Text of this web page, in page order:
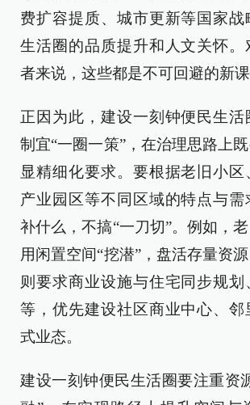
费扩容提质、城市更新等国家战
生活圈的品质提升和人文关怀。
者来说，这些都是不可回避的新课
正因为此，建设一刻钟便民生
制宜“一圈一策”，在治理思路上
显精细化要求。要根据老旧小区
产业园区等不同区域的特点与需
补什么，不搞“一刀切”。例如，
用闲置空间“挖潜”，盘活存量资
则要求商业设施与住宅同步规
等，优先建设社区商业中心、邻
式业态。
建设一刻钟便民生活圈要注重资